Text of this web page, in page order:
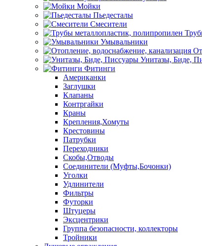
Мойки
Пьедесталы
Смесители
Умывальники
Унитазы, Биде,
Фитинги
Американки
Заглушки
Клапаны
Контргайки
Краны
Крепления,Хомуты
Крестовины
Патрубки
Переходники
Скобы,Отводы
Соединители (Муфты,Бочонки)
Уголки
Удлинители
Фильтры
Футорки
Штуцеры
Эксцентрики
Группа безопасности, коллекторы
Тройники